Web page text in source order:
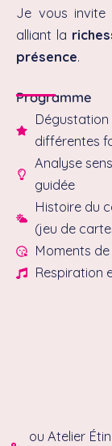
Je vous
alliant la
présence.
Programme
différentes
Analyse
guidée
Histoire du
(jeu de
Moments
Respiration
ou Atelier